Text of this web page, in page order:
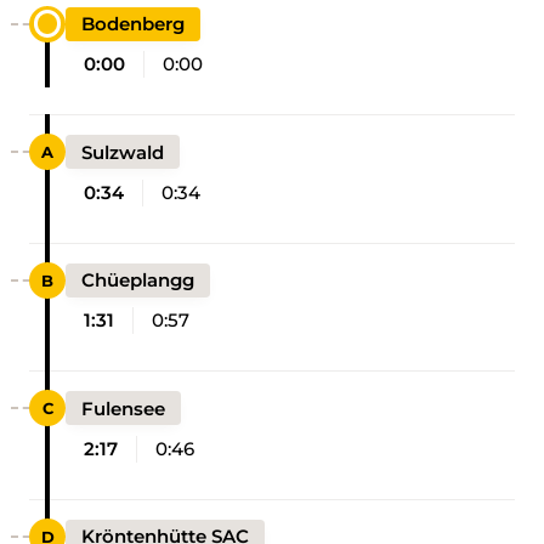
Bodenberg
0:00
0:00
Sulzwald
0:34
0:34
Chüeplangg
1:31
0:57
Fulensee
2:17
0:46
Kröntenhütte SAC